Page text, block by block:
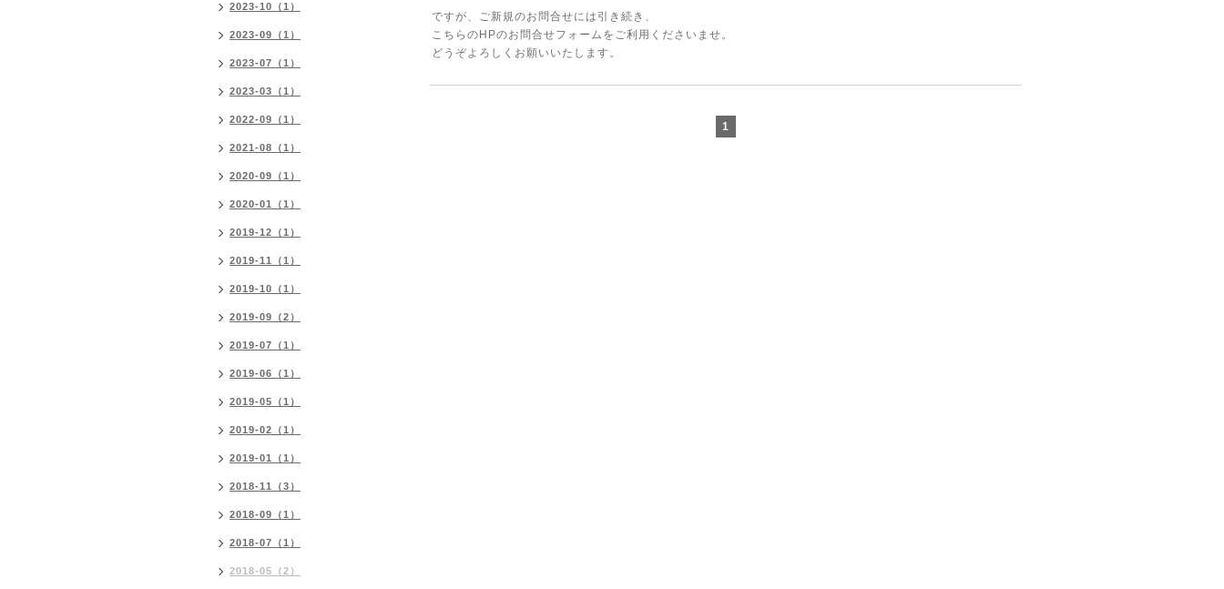
ですが、ご新規のお問合せには引き続き、
こちらのHPのお問合せフォームをご利用くださいませ。
どうぞよろしくお願いいたします。
1
2023-10（1）
2023-09（1）
2023-07（1）
2023-03（1）
2022-09（1）
2021-08（1）
2020-09（1）
2020-01（1）
2019-12（1）
2019-11（1）
2019-10（1）
2019-09（2）
2019-07（1）
2019-06（1）
2019-05（1）
2019-02（1）
2019-01（1）
2018-11（3）
2018-09（1）
2018-07（1）
2018-05（2）